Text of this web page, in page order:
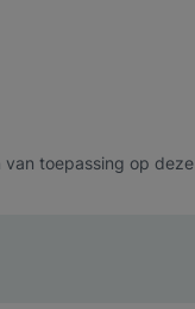
toepassing op